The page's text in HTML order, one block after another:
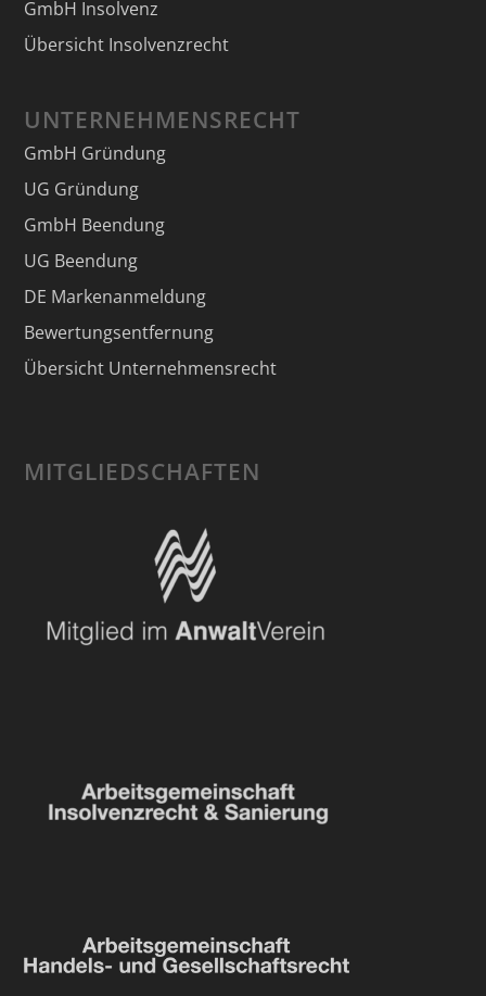
GmbH Insolvenz
Übersicht Insolvenzrecht
UNTERNEHMENSRECHT
GmbH Gründung
UG Gründung
GmbH Beendung
UG Beendung
DE Markenanmeldung
Bewertungsentfernung
Übersicht Unternehmensrecht
MITGLIEDSCHAFTEN